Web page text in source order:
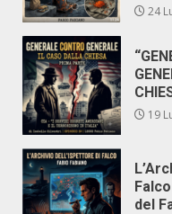
24
19
del